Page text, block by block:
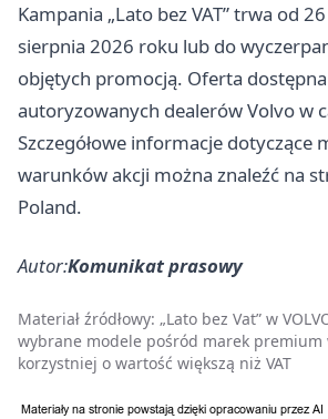
Kampania „Lato bez VAT” trwa od
sierpnia 2026 roku lub do
objętych promocją. Oferta
autoryzowanych dealerów Volvo w
Szczegółowe informacje dotyczące
warunków akcji można znaleźć na
Poland.
Autor:Komunikat prasowy
Materiał źródłowy: „Lato bez Vat” w
wybrane modele pośród marek premium
korzystniej o wartość większą niż VAT